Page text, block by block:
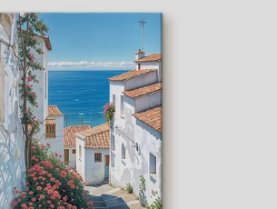
кольори
без запаху
полотна